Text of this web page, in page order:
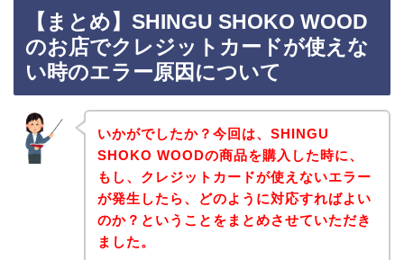
【まとめ】SHINGU SHOKO WOOD
のお店でクレジットカードが使えな
い時のエラー原因について
いかがでしたか？今回は、SHINGU
SHOKO WOODの商品を購入した時に、
もし、クレジットカードが使えないエラー
が発生したら、どのように対応すればよい
のか？ということをまとめさせていただき
ました。